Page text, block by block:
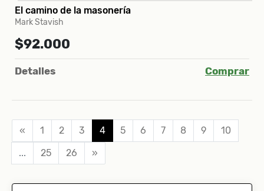
El camino de la masonería
Mark Stavish
$92.000
Detalles Comprar
« 1 2 3 4 5 6 7 8 9
10
...
25 26 »